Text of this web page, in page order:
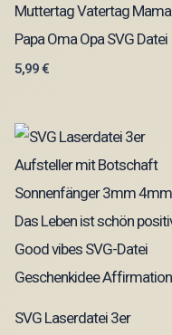
Muttertag Vatertag Mama
Papa Oma Opa SVG Datei
5,99€
SVG Laserdatei 3er